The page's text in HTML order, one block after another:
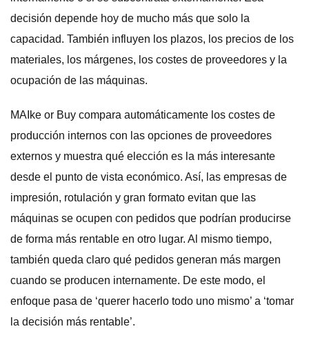
decisión depende hoy de mucho más que solo la
capacidad. También influyen los plazos, los precios de los
materiales, los márgenes, los costes de proveedores y la
ocupación de las máquinas.
MAIke or Buy compara automáticamente los costes de
producción internos con las opciones de proveedores
externos y muestra qué elección es la más interesante
desde el punto de vista económico. Así, las empresas de
impresión, rotulación y gran formato evitan que las
máquinas se ocupen con pedidos que podrían producirse
de forma más rentable en otro lugar. Al mismo tiempo,
también queda claro qué pedidos generan más margen
cuando se producen internamente. De este modo, el
enfoque pasa de ‘querer hacerlo todo uno mismo’ a ‘tomar
la decisión más rentable’.